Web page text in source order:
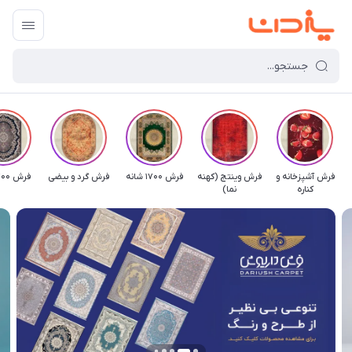
فرش آشپزخانه و
کناره
فرش وینتج (کهنه
نما)
فرش 1700 شانه فرش گرد و بیضی فرش 700 شانه